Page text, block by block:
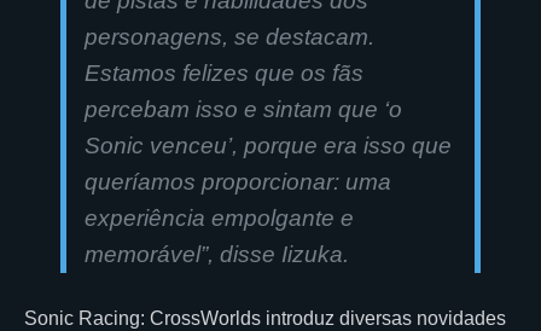
personagens, se destacam.
Estamos felizes que os fãs
percebam isso e sintam que ‘o
Sonic venceu’, porque era isso que
queríamos proporcionar: uma
experiência empolgante e
memorável”, disse Iizuka.
Sonic Racing: CrossWorlds introduz diversas novidades